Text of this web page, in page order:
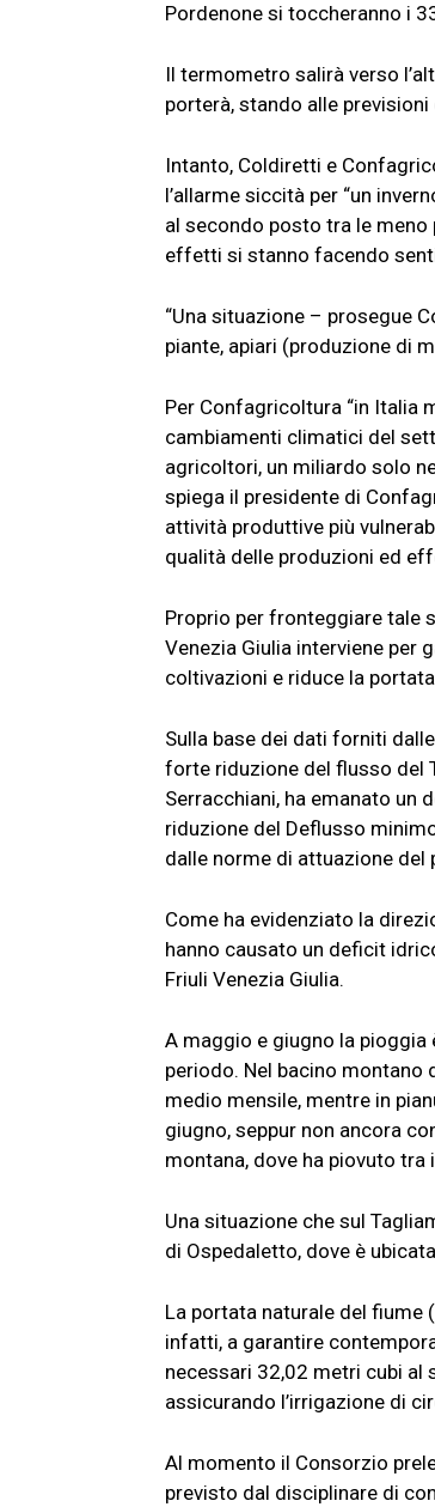
Pordenone si toccheranno i
Il termometro salirà verso
porterà, stando alle
Intanto, Coldiretti e
l’allarme siccità per “un
al secondo posto tra le meno
effetti si stanno facendo
“Una situazione – prosegue
piante, apiari (produzione di
Per Confagricoltura “in Italia
cambiamenti climatici del
agricoltori, un miliardo solo
spiega il presidente di
attività produttive più
qualità delle produzioni ed
Proprio per fronteggiare tale
Venezia Giulia interviene per
coltivazioni e riduce la
Sulla base dei dati forniti
forte riduzione del flusso del
Serracchiani, ha emanato
riduzione del Deflusso
dalle norme di attuazione del
Come ha evidenziato la
hanno causato un deficit
Friuli Venezia Giulia.
A maggio e giugno la
periodo. Nel bacino
medio mensile, mentre in
giugno, seppur non ancora
montana, dove ha piovuto tra
Una situazione che sul
di Ospedaletto, dove è
La portata naturale del fiume
infatti, a garantire
necessari 32,02 metri cubi al
assicurando l’irrigazione di
Al momento il Consorzio
previsto dal disciplinare di